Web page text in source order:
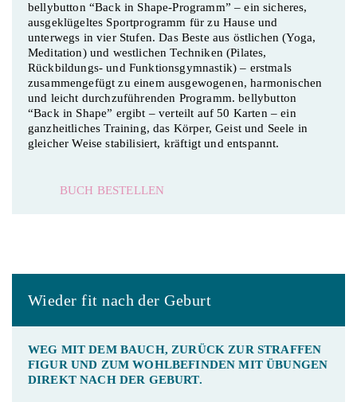
bellybutton “Back in Shape-Programm” – ein sicheres,
ausgeklügeltes Sportprogramm für zu Hause und
unterwegs in vier Stufen. Das Beste aus östlichen (Yoga,
Meditation) und westlichen Techniken (Pilates,
Rückbildungs- und Funktionsgymnastik) – erstmals
zusammengefügt zu einem ausgewogenen, harmonischen
und leicht durchzuführenden Programm. bellybutton
“Back in Shape” ergibt – verteilt auf 50 Karten – ein
ganzheitliches Training, das Körper, Geist und Seele in
gleicher Weise stabilisiert, kräftigt und entspannt.
BUCH BESTELLEN
Wieder fit nach der Geburt
WEG MIT DEM BAUCH, ZURÜCK ZUR STRAFFEN
FIGUR UND ZUM WOHLBEFINDEN MIT ÜBUNGEN
DIREKT NACH DER GEBURT.